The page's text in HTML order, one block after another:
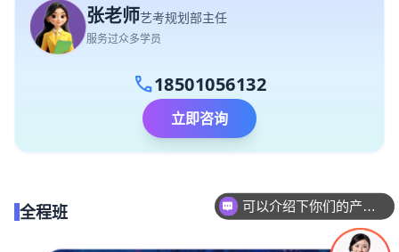
张老师艺考规划部主任
服务过众多学员
call18501056132
立即咨询
全程班 可以介绍下你们的产品么